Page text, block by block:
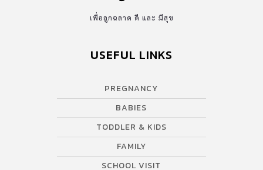
เพื่อลูกฉลาด ดี และ มีสุข
USEFUL LINKS
PREGNANCY
BABIES
TODDLER & KIDS
FAMILY
SCHOOL VISIT